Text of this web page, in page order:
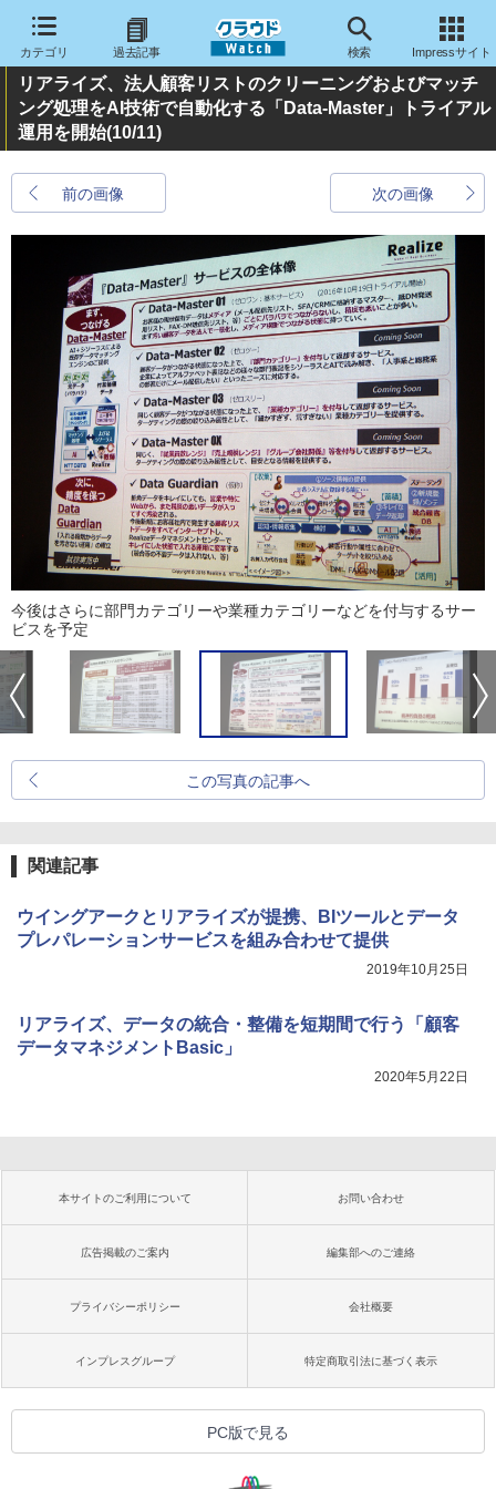
カテゴリ 過去記事 検索 Impressサイト
リアライズ、法人顧客リストのクリーニングおよびマッチ
ング処理をAI技術で自動化する「Data-Master」トライアル
運用を開始(10/11)
前の画像 次の画像
今後はさらに部門カテゴリーや業種カテゴリーなどを付与するサー
ビスを予定
この写真の記事へ
関連記事
ウイングアークとリアライズが提携、BIツールとデータ
プレパレーションサービスを組み合わせて提供
2019年10月25日
リアライズ、データの統合・整備を短期間で行う「顧客
データマネジメントBasic」
2020年5月22日
本サイトのご利用について お問い合わせ
広告掲載のご案内 編集部へのご連絡
プライバシーポリシー 会社概要
インプレスグループ 特定商取引法に基づく表示
PC版で見る